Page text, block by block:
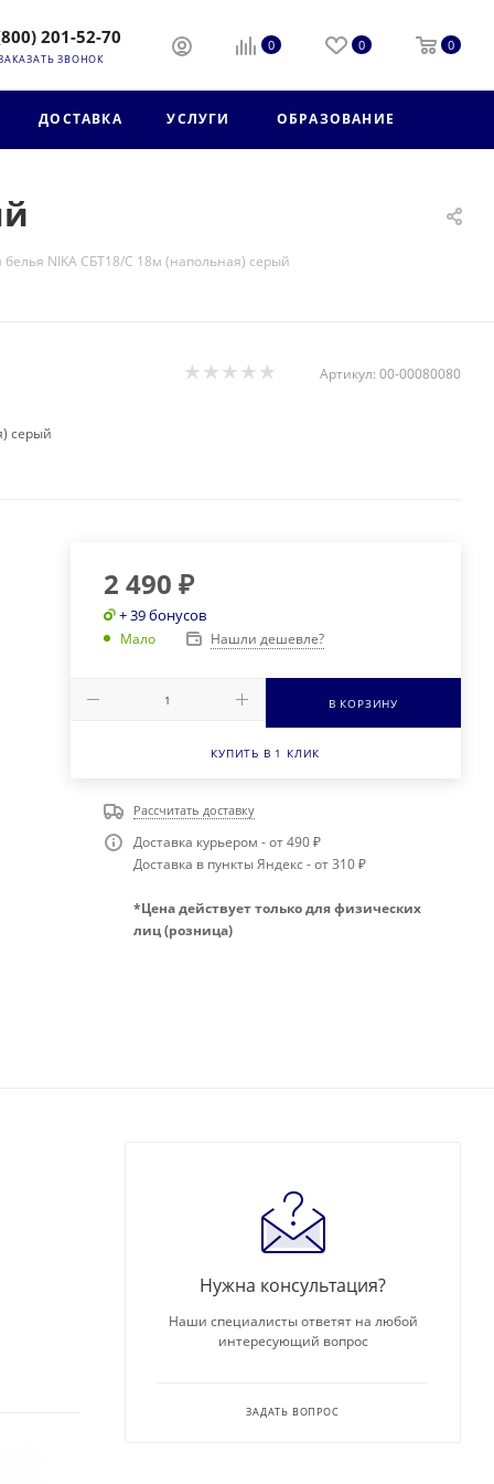
201-52-70
ЗВОНОК
0 0 0
ДОСТАВКА УСЛУГИ ОБРАЗОВАНИЕ
NIKA СБТ18/С 18м (напольная) серый
Артикул: 00-00080080
серый
2 490 ₽
+ 39 бонусов
Мало Нашли дешевле?
В КОРЗИНУ
КУПИТЬ В 1 КЛИК
Рассчитать доставку
Доставка курьером - от 490 ₽
Доставка в пункты Яндекс - от 310 ₽
*Цена действует только для физических
лиц (розница)
Нужна консультация?
Наши специалисты ответят на любой
интересующий вопрос
ЗАДАТЬ ВОПРОС